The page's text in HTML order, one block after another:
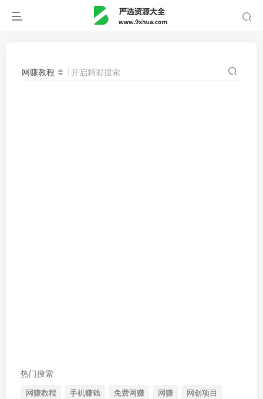
网赚教程 开启精彩搜索
热门搜索
网赚教程 手机赚钱 免费网赚 网赚 网创项目